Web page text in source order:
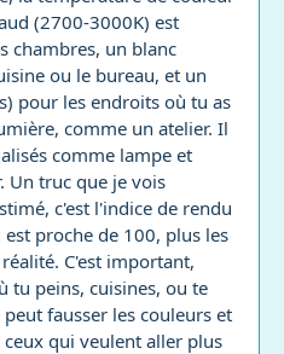
(2700-3000K) est
chambres, un blanc
ou le bureau, et un
pour les endroits où tu as
comme un atelier. Il
comme lampe et
Un truc que je vois
c'est l'indice de rendu
est proche de 100, plus les
C'est important,
tu peins, cuisines, ou te
fausser les couleurs et
qui veulent aller plus